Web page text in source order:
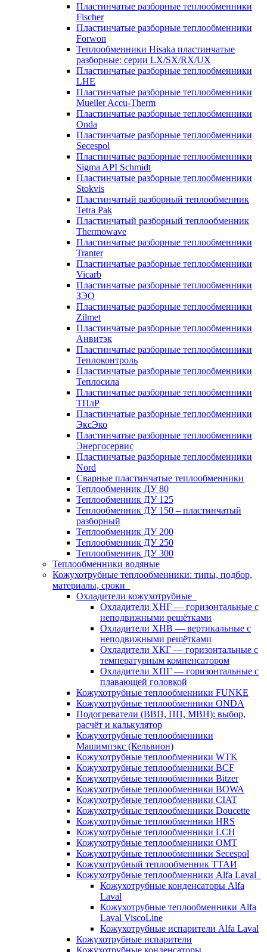
Пластинчатые разборные теплообменники
Fischer
Пластинчатые разборные теплообменники
Forwon
Теплообменники Hisaka пластинчатые
разборные: серии LX/SX/RX/UX
Пластинчатые разборные теплообменники
LHE
Пластинчатые разборные теплообменники
Mueller Accu-Therm
Пластинчатые разборные теплообменники
Onda
Пластинчатые разборные теплообменники
Secespol
Пластинчатые разборные теплообменники
Sigma API Schmidt
Пластинчатые разборные теплообменники
Stokvis
Пластинчатый разборный теплообменник
Tetra Pak
Пластинчатый разборный теплообменник
Thermowave
Пластинчатые разборные теплообменники
Tranter
Пластинчатые разборные теплообменники
Vicarb
Пластинчатые разборные теплообменники
ЗЭО
Пластинчатые разборные теплообменники
Zilmet
Пластинчатые разборные теплообменники
Анвитэк
Пластинчатые разборные теплообменники
Теплоконтроль
Пластинчатые разборные теплообменники
Теплосила
Пластинчатые разборные теплообменники
ТПлР
Пластинчатые разборные теплообменники
ЭксЭко
Пластинчатые разборные теплообменники
Энергосервис
Пластинчатые разборные теплообменники
Nord
Сварные пластинчатые теплообменники
Теплообменник ДУ 80
Теплообменник ДУ 125
Теплообменник ДУ 150 – пластинчатый
разборный
Теплообменник ДУ 200
Теплообменник ДУ 250
Теплообменник ДУ 300
Теплообменники водяные
Кожухотрубные теплообменники: типы, подбор,
материалы, сроки
Охладители кожухотрубные
Охладители ХНГ — горизонтальные с
неподвижными решётками
Охладители ХНВ — вертикальные с
неподвижными решётками
Охладители ХКГ — горизонтальные с
температурным компенсатором
Охладители ХПГ — горизонтальные с
плавающей головкой
Кожухотрубные теплообменники FUNKE
Кожухотрубные теплообменники ONDA
Подогреватели (ВВП, ПП, МВН): выбор,
расчёт и калькулятор
Кожухотрубные теплообменники
Машимпэкс (Кельвион)
Кожухотрубные теплообменники WTK
Кожухотрубные теплообменники BCF
Кожухотрубные теплообменники Bitzer
Кожухотрубные теплообменники BOWA
Кожухотрубные теплообменники CIAT
Кожухотрубные теплообменники Doucette
Кожухотрубные теплообменники HRS
Кожухотрубные теплообменники LCH
Кожухотрубные теплообменники OMT
Кожухотрубные теплообменники Secespol
Кожухотрубный теплообменник ТТАИ
Кожухотрубные теплообменники Alfa Laval
Кожухотрубные конденсаторы Alfa
Laval
Кожухотрубные теплообменники Alfa
Laval ViscoLine
Кожухотрубные испарители Alfa Laval
Кожухотрубные испарители
Кожухотрубные конденсаторы